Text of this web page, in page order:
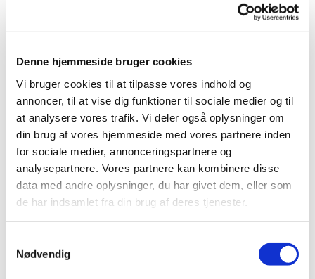
Denne hjemmeside bruger cookies
Vi bruger cookies til at tilpasse vores indhold og
annoncer, til at vise dig funktioner til sociale medier og til
at analysere vores trafik. Vi deler også oplysninger om
din brug af vores hjemmeside med vores partnere inden
for sociale medier, annonceringspartnere og
analysepartnere. Vores partnere kan kombinere disse
data med andre oplysninger, du har givet dem, eller som
de har indsamlet fra din brug af deres tjenester.
Nødvendig
Trekroner Kirke
Lysalleen 29, 4000 Roskilde